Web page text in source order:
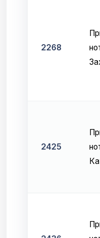
2268
2425